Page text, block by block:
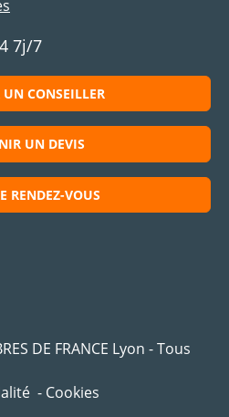
7j/7
UN CONSEILLER
UN DEVIS
RENDEZ-VOUS
DE FRANCE Lyon - Tous
Cookies